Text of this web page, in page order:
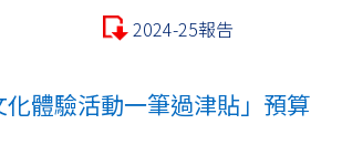
2024-25報告
化體驗活動一筆過津貼」預算